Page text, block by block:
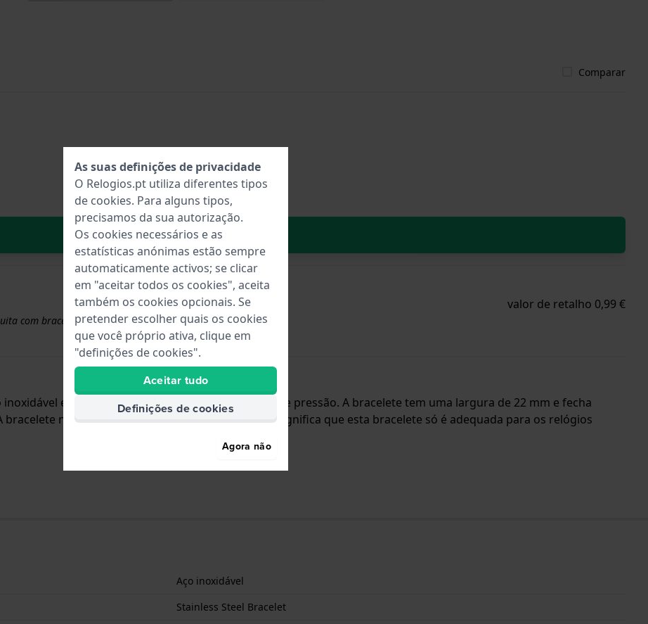
Comparar
No carrinho
valor de retalho 0,99 €
com braceletes superiores a 50 euros
e está fixada ao relógio através de pinos de pressão. A bracelete tem uma largura de 22 mm e fecha
não tem uma montagem a direito, o que significa que esta bracelete só é adequada para os relógios
Aço inoxidável
Stainless Steel Bracelet
As suas definições de privacidade
O Relogios.pt utiliza diferentes tipos
de cookies. Para alguns tipos,
precisamos da sua autorização.
Os cookies necessários e as
estatísticas anónimas estão sempre
automaticamente activos; se clicar
em "aceitar todos os cookies", aceita
também os cookies opcionais. Se
pretender escolher quais os cookies
que você próprio ativa, clique em
"definições de cookies".
Aceitar tudo
Definições de cookies
Agora não